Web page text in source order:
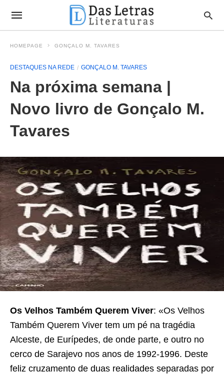
HOMEPAGE GONÇALO M. TAVARES
DESTAQUES NA REDE GONÇALO M. TAVARES
Na próxima semana |
Novo livro de Gonçalo M.
Tavares
Os Velhos Também Querem Viver: «Os Velhos
Também Querem Viver tem um pé na tragédia
Alceste, de Eurípedes, de onde parte, e outro no
cerco de Sarajevo nos anos de 1992-1996. Deste
feliz cruzamento de duas realidades separadas por